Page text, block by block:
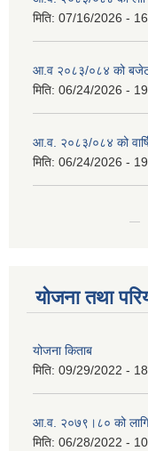
मिति: 07/16/2026 -
आ.व २०८३/०८४ को
मिति: 06/24/2026 -
आ.व. २०८३/०८४ को
मिति: 06/24/2026 -
योजना तथा
योजना किताब
मिति: 09/29/2022 -
आ.व. २०७९।८० को लागि
मिति: 06/28/2022 -